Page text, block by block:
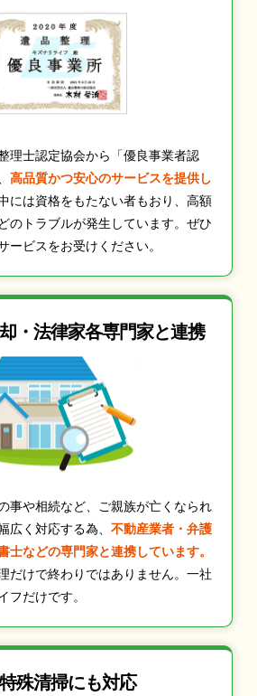
理士認定協会から「優良事業者認
高品質かつ安心のサービスを提供し
には資格をもたない者もおり、高額
のトラブルが発生しています。ぜひ
ービスをお受けください。
・法律家各専門家と連携
事や相続など、ご親族が亡くなられ
広く対応する為、 不動産業者・弁護
士などの専門家と連携しています。
だけで終わりではありません。一社
フだけです。
特殊清掃にも対応